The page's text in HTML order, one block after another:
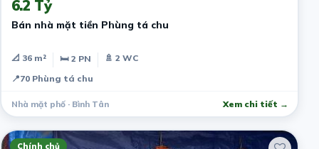
6.2 Tỷ
Bán nhà mặt tiền Phùng tá chu
📐 36 m² 🛏 2 PN
🚿 2 WC
📍70 Phùng tá chu
Nhà mặt phố · Bình Tân Xem chi tiết →
Chính chủ